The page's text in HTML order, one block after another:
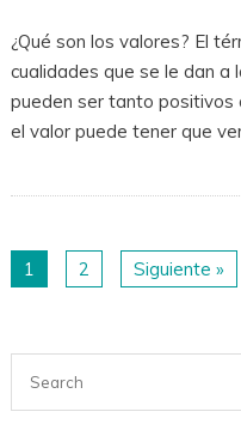
¿Qué son los valores? El
cualidades que se le dan a
pueden ser tanto positivos
el valor puede tener que
1 2 Siguiente »